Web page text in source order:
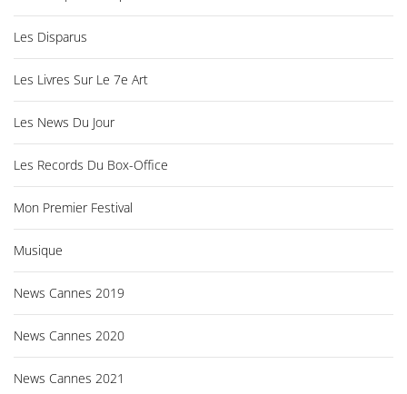
Les Disparus
Les Livres Sur Le 7e Art
Les News Du Jour
Les Records Du Box-Office
Mon Premier Festival
Musique
News Cannes 2019
News Cannes 2020
News Cannes 2021